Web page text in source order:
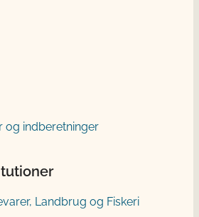
og indberetninger
Landbrug og Fiskeri